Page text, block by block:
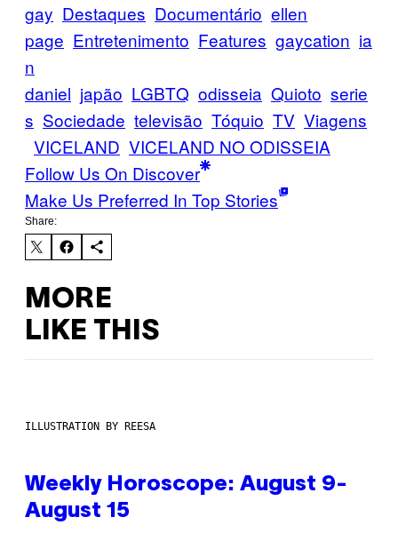
gay Destaques Documentário ellen
page Entretenimento Features gaycation ia
n
daniel japão LGBTQ odisseia Quioto serie
s Sociedade televisão Tóquio TV Viagens
VICELAND VICELAND NO ODISSEIA
Follow Us On Discover
Make Us Preferred In Top Stories
Share:
MORE
LIKE THIS
ILLUSTRATION BY REESA
Weekly Horoscope: August 9-
August 15